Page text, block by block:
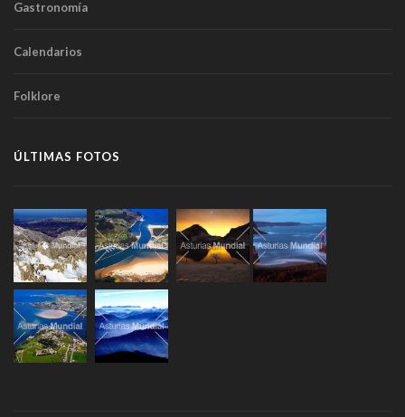
Gastronomía
Calendarios
Folklore
ÚLTIMAS FOTOS